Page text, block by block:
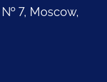
7, Moscow,